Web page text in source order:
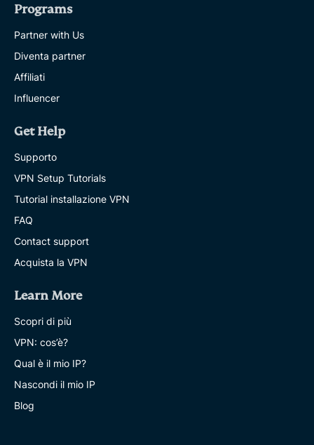
Programs
Partner with Us
Diventa partner
Affiliati
Influencer
Get Help
Supporto
VPN Setup Tutorials
Tutorial installazione VPN
FAQ
Contact support
Acquista la VPN
Learn More
Scopri di più
VPN: cos’è?
Qual è il mio IP?
Nascondi il mio IP
Blog